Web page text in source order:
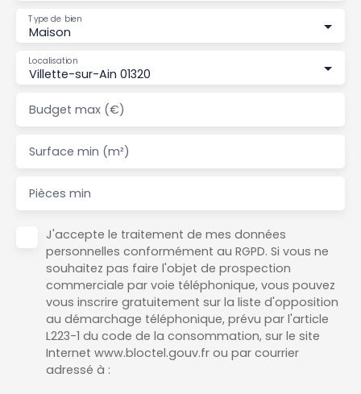
Maison
Type de bien
Villette-sur-Ain 01320
Localisation
Budget max (€)
Surface min (m²)
Pièces min
J'accepte le traitement de mes données
personnelles conformément au RGPD. Si vous ne
souhaitez pas faire l'objet de prospection
commerciale par voie téléphonique, vous pouvez
vous inscrire gratuitement sur la liste d'opposition
au démarchage téléphonique, prévu par l'article
L223-1 du code de la consommation, sur le site
Internet www.bloctel.gouv.fr ou par courrier
adressé à :